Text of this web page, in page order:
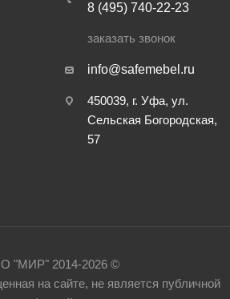
8 (495) 740-22-23
заказать звонок
info@safemebel.ru
450039, г. Уфа, ул.
Сельская Богородская,
57
"МИР" 2014-2026 ©
на сайте, не является публичной